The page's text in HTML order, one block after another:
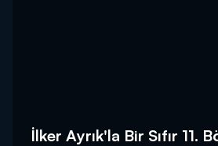
İlker Ayrık'la Bir Sıfır 11.